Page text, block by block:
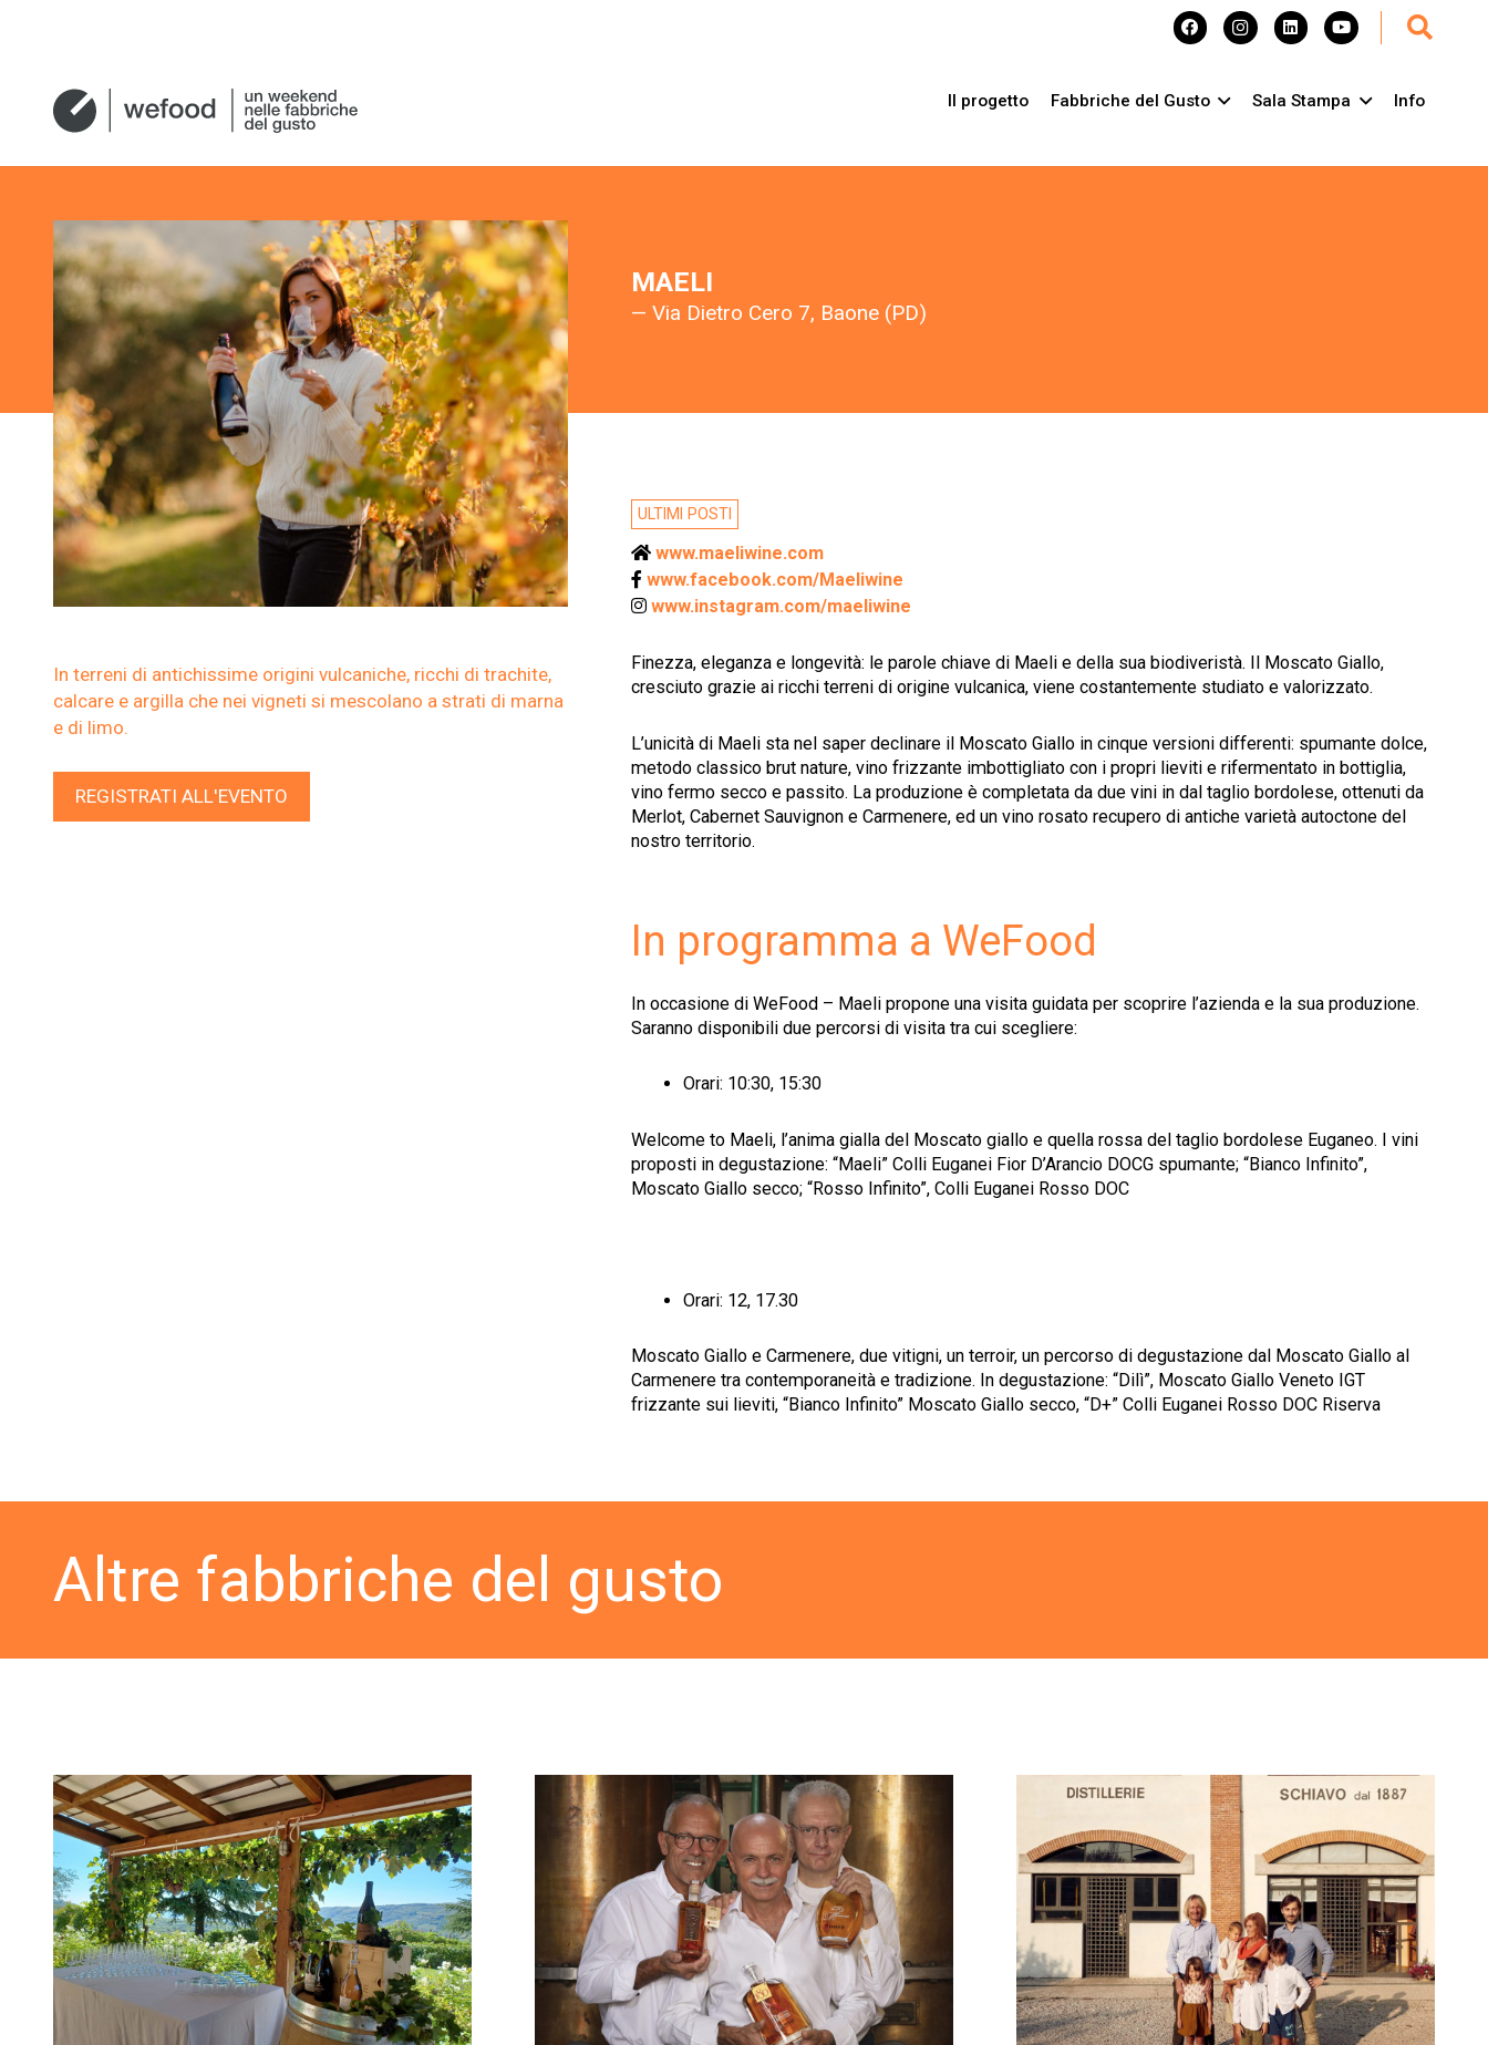
Il progetto Fabbriche del Gusto Sala Stampa Info
MAELI
— Via Dietro Cero 7, Baone (PD)
In terreni di antichissime origini vulcaniche, ricchi di trachite,
calcare e argilla che nei vigneti si mescolano a strati di marna
e di limo.
REGISTRATI ALL'EVENTO
ULTIMI POSTI
www.maeliwine.com
www.facebook.com/Maeliwine
www.instagram.com/maeliwine
Finezza, eleganza e longevità: le parole chiave di Maeli e della sua biodiveristà. Il Moscato Giallo,
cresciuto grazie ai ricchi terreni di origine vulcanica, viene costantemente studiato e valorizzato.
L’unicità di Maeli sta nel saper declinare il Moscato Giallo in cinque versioni differenti: spumante dolce,
metodo classico brut nature, vino frizzante imbottigliato con i propri lieviti e rifermentato in bottiglia,
vino fermo secco e passito. La produzione è completata da due vini in dal taglio bordolese, ottenuti da
Merlot, Cabernet Sauvignon e Carmenere, ed un vino rosato recupero di antiche varietà autoctone del
nostro territorio.
In programma a WeFood
In occasione di WeFood – Maeli propone una visita guidata per scoprire l’azienda e la sua produzione.
Saranno disponibili due percorsi di visita tra cui scegliere:
Orari: 10:30, 15:30
Welcome to Maeli, l’anima gialla del Moscato giallo e quella rossa del taglio bordolese Euganeo. I vini
proposti in degustazione: “Maeli” Colli Euganei Fior D’Arancio DOCG spumante; “Bianco Infinito”,
Moscato Giallo secco; “Rosso Infinito”, Colli Euganei Rosso DOC
Orari: 12, 17.30
Moscato Giallo e Carmenere, due vitigni, un terroir, un percorso di degustazione dal Moscato Giallo al
Carmenere tra contemporaneità e tradizione. In degustazione: “Dilì”, Moscato Giallo Veneto IGT
frizzante sui lieviti, “Bianco Infinito” Moscato Giallo secco, “D+” Colli Euganei Rosso DOC Riserva
Altre fabbriche del gusto